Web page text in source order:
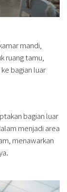
mandi,
ruang tamu,
bagian luar
bagian luar
menjadi area
menawarkan